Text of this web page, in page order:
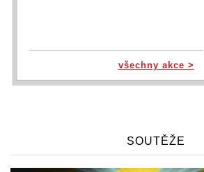
všechny akce >
SOUTĚŽE